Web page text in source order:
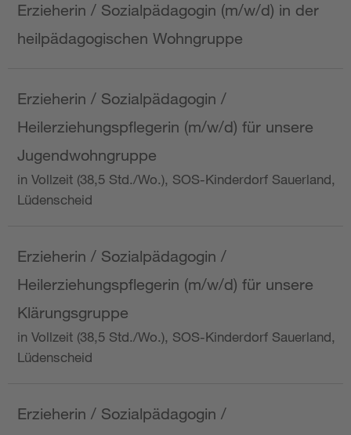
Erzieherin / Sozialpädagogin (m/w/d) in der
heilpädagogischen Wohngruppe
Erzieherin / Sozialpädagogin /
Heilerziehungspflegerin (m/w/d) für unsere
Jugendwohngruppe
in Vollzeit (38,5 Std./Wo.), SOS-Kinderdorf Sauerland,
Lüdenscheid
Erzieherin / Sozialpädagogin /
Heilerziehungspflegerin (m/w/d) für unsere
Klärungsgruppe
in Vollzeit (38,5 Std./Wo.), SOS-Kinderdorf Sauerland,
Lüdenscheid
Erzieherin / Sozialpädagogin /